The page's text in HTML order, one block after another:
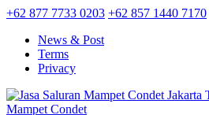
+62 877 7733 0203 +62 857 1440 7170
News & Post
Terms
Privacy